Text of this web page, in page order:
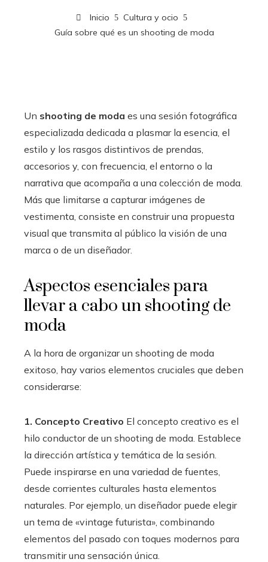
Inicio
Cultura y ocio
Guía sobre qué es un shooting de moda
Un shooting de moda es una sesión fotográfica
especializada dedicada a plasmar la esencia, el
estilo y los rasgos distintivos de prendas,
accesorios y, con frecuencia, el entorno o la
narrativa que acompaña a una colección de moda.
Más que limitarse a capturar imágenes de
vestimenta, consiste en construir una propuesta
visual que transmita al público la visión de una
marca o de un diseñador.
Aspectos esenciales para
llevar a cabo un shooting de
moda
A la hora de organizar un shooting de moda
exitoso, hay varios elementos cruciales que deben
considerarse:
1. Concepto Creativo El concepto creativo es el
hilo conductor de un shooting de moda. Establece
la dirección artística y temática de la sesión.
Puede inspirarse en una variedad de fuentes,
desde corrientes culturales hasta elementos
naturales. Por ejemplo, un diseñador puede elegir
un tema de «vintage futurista», combinando
elementos del pasado con toques modernos para
transmitir una sensación única.